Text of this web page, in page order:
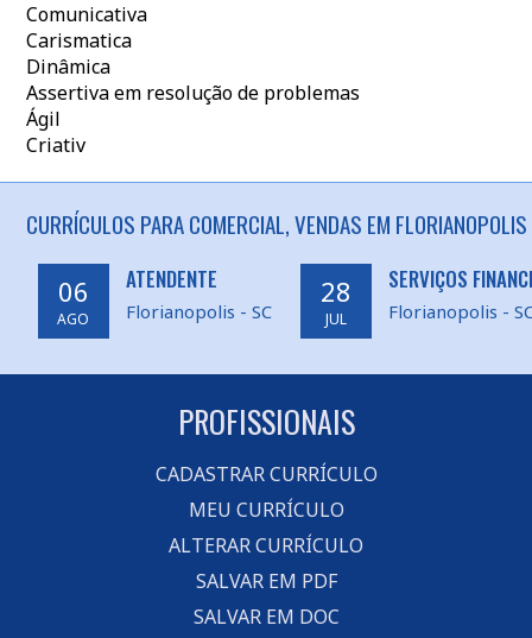
Comunicativa
Carismatica
Dinâmica
Assertiva em resolução de problemas
Ágil
Criativ
CURRÍCULOS PARA COMERCIAL, VENDAS EM FLORIANOPOLIS
06
AGO
ATENDENTE
Florianopolis - SC
28
JUL
SERVIÇOS
Florianopolis -
PROFISSIONAIS
CADASTRAR CURRÍCULO
MEU CURRÍCULO
ALTERAR CURRÍCULO
SALVAR EM PDF
SALVAR EM DOC